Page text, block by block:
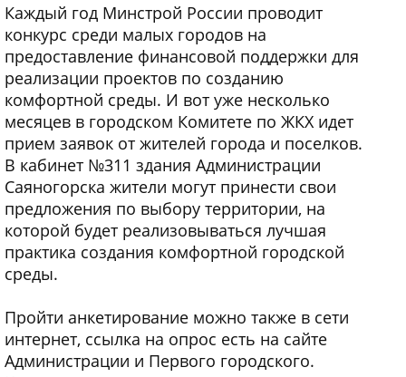
Каждый год Минстрой России проводит
конкурс среди малых городов на
предоставление финансовой поддержки для
реализации проектов по созданию
комфортной среды. И вот уже несколько
месяцев в городском Комитете по ЖКХ идет
прием заявок от жителей города и поселков.
В кабинет №311 здания Администрации
Саяногорска жители могут принести свои
предложения по выбору территории, на
которой будет реализовываться лучшая
практика создания комфортной городской
среды.
Пройти анкетирование можно также в сети
интернет, ссылка на опрос есть на сайте
Администрации и Первого городского.